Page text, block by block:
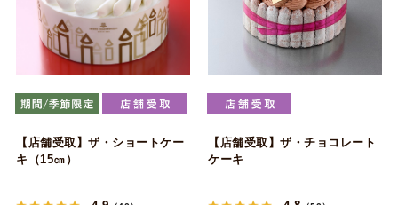
【店舗受取】ザ・ショートケー
キ（15㎝）
【店舗受取】ザ・チョコレート
ケーキ